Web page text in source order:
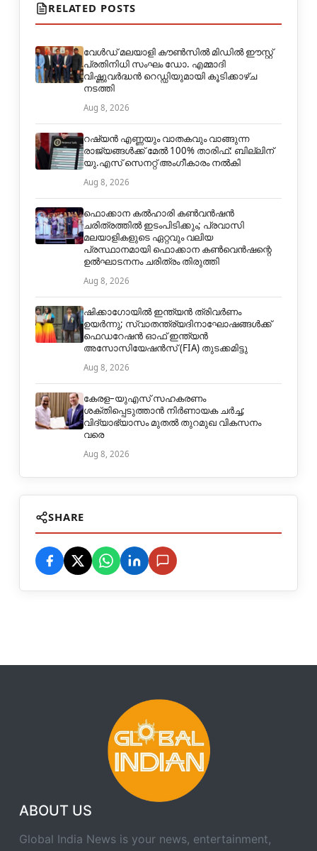
RELATED POSTS
വേൾഡ് മലയാളി കൗൺസിൽ മിഡിൽ ഈസ്റ്റ്
പ്രതിനിധി സംഘം ഡോ. എമ്മാദി
വിഷ്ണുവർദ്ധൻ റെഡ്ഡിയുമായി കൂടിക്കാഴ്ച
നടത്തി
Aug 8, 2026
റഷ്യൻ എണ്ണയും വാതകവും വാങ്ങുന്ന
രാജ്യങ്ങൾക്ക് മേൽ 100% താരിഫ്: ബില്ലിന്
യു.എസ് സെനറ്റ് അംഗീകാരം നൽകി
Aug 8, 2026
ഫൊക്കാന കൽഹാരി കൺവൻഷൻ
ചരിത്രത്തിൽ ഇടംപിടിക്കും; പ്രവാസി
മലയാളികളുടെ ഏറ്റവും വലിയ
പ്രസ്ഥാനമായി ഫൊക്കാന കൺവെൻഷന്റെ
ഉൽഘാടനനം ചരിത്രം തിരുത്തി
Aug 8, 2026
ഷിക്കാഗോയിൽ ഇന്ത്യൻ ത്രിവർണം
ഉയർന്നു; സ്വാതന്ത്ര്യദിനാഘോഷങ്ങൾക്ക്
ഫെഡറേഷൻ ഓഫ് ഇന്ത്യൻ
അസോസിയേഷൻസ് (FIA) തുടക്കമിട്ടു
Aug 8, 2026
കേരള–യുഎസ് സഹകരണം
ശക്തിപ്പെടുത്താൻ നിർണായക ചർച്ച;
വിദ്യാഭ്യാസം മുതൽ തുറമുഖ വികസനം
വരെ
Aug 8, 2026
SHARE
ABOUT US
Global India News is your news, entertainment,